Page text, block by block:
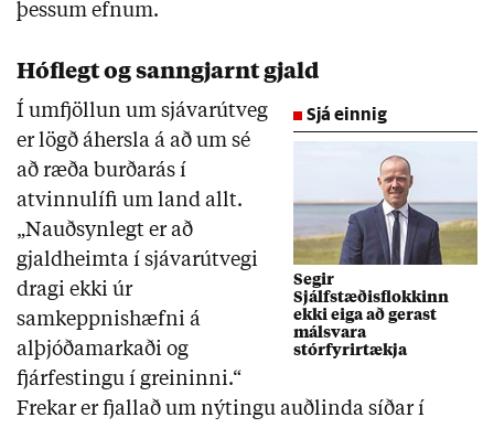
þessum efnum.
Hóflegt og sanngjarnt gjald
Sjá einnig
Segir
Sjálfstæðisflokkinn
ekki eiga að gerast
málsvara
stórfyrirtækja
Í umfjöllun um sjávarútveg
er lögð áhersla á að um sé
að ræða burðarás í
atvinnulífi um land allt.
„Nauðsynlegt er að
gjaldheimta í sjávarútvegi
dragi ekki úr
samkeppnishæfni á
alþjóðamarkaði og
fjárfestingu í greininni.“
Frekar er fjallað um nýtingu auðlinda síðar í